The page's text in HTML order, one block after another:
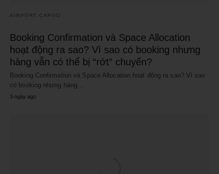
AIRPORT CARGO
Booking Confirmation và Space Allocation
hoạt động ra sao? Vì sao có booking nhưng
hàng vẫn có thể bị “rớt” chuyến?
Booking Confirmation và Space Allocation hoạt động ra sao? Vì sao
có booking nhưng hàng…
3 ngày ago